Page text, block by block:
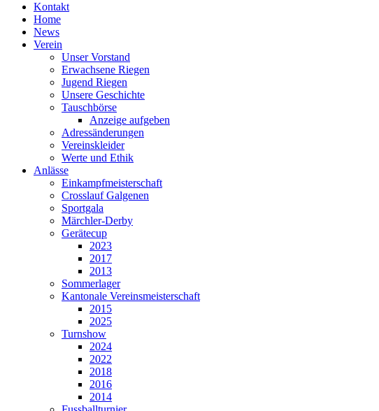
Kontakt
Home
News
Verein
Unser Vorstand
Erwachsene Riegen
Jugend Riegen
Unsere Geschichte
Tauschbörse
Anzeige aufgeben
Adressänderungen
Vereinskleider
Werte und Ethik
Anlässe
Einkampfmeisterschaft
Crosslauf Galgenen
Sportgala
Märchler-Derby
Gerätecup
2023
2017
2013
Sommerlager
Kantonale Vereinsmeisterschaft
2015
2025
Turnshow
2024
2022
2018
2016
2014